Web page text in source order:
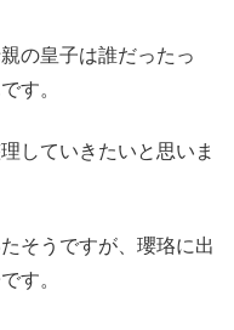
の皇子は誰だったっ
す。
していきたいと思いま
そうですが、瓔珞に出
す。